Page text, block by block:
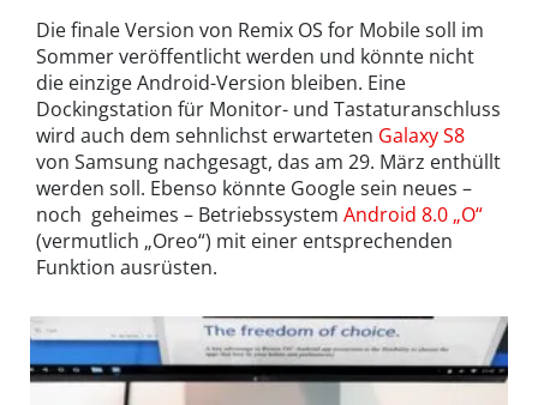
Die finale Version von Remix OS for Mobile soll im
Sommer veröffentlicht werden und könnte nicht
die einzige Android-Version bleiben. Eine
Dockingstation für Monitor- und Tastaturanschluss
wird auch dem sehnlichst erwarteten Galaxy S8
von Samsung nachgesagt, das am 29. März enthüllt
werden soll. Ebenso könnte Google sein neues –
noch geheimes – Betriebssystem Android 8.0 „O“
(vermutlich „Oreo“) mit einer entsprechenden
Funktion ausrüsten.